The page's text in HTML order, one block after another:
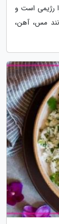
رژیمی است و
مس، آهن،